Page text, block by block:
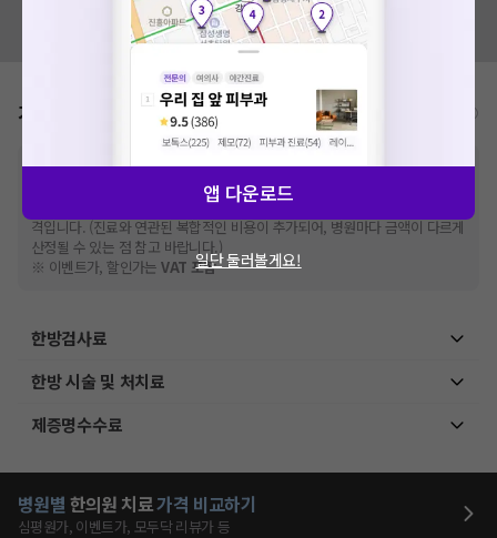
혹시 잘못된 병원정보가 있나요?
모두닥 팀에 알려주세요!
가격표 비급여/급여 진료란?
※비급여 항목의 경우,추가비용 등으로 실제 가격과 상이할 수 있으니, 정확
한 가격은 해당 의료기관에 직접 문의해주세요.
건강보험심사평가원에 고지되어 있는 급여 진료 기준 가
격입니다. (진료와 연관된 복합적인 비용이 추가되어, 병원마다 금액이 다르게
산정될 수 있는 점 참고 바랍니다.)
※ 이벤트가, 할인가는VAT 포함
한방검사료
한방 시술 및 처치료
제증명수수료
병원별 한의원 치료가격 비교하기
심평원가, 이벤트가, 모두닥 리뷰가 등
앱 다운로드
일단 둘러볼게요!